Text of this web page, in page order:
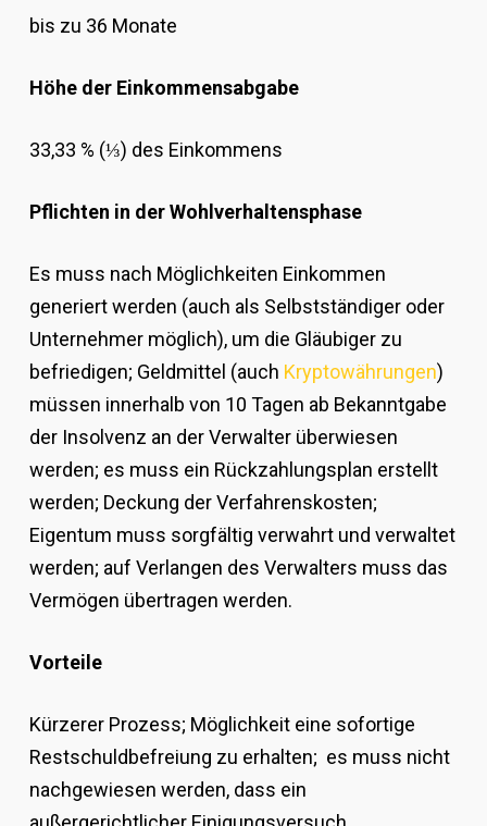
bis zu 36 Monate
Höhe der Einkommensabgabe
33,33 % (⅓) des Einkommens
Pflichten in der Wohlverhaltensphase
Es muss nach Möglichkeiten Einkommen
generiert werden (auch als Selbstständiger oder
Unternehmer möglich), um die Gläubiger zu
befriedigen; Geldmittel (auch Kryptowährungen)
müssen innerhalb von 10 Tagen ab Bekanntgabe
der Insolvenz an der Verwalter überwiesen
werden; es muss ein Rückzahlungsplan erstellt
werden; Deckung der Verfahrenskosten;
Eigentum muss sorgfältig verwahrt und verwaltet
werden; auf Verlangen des Verwalters muss das
Vermögen übertragen werden.
Vorteile
Kürzerer Prozess; Möglichkeit eine sofortige
Restschuldbefreiung zu erhalten; es muss nicht
nachgewiesen werden, dass ein